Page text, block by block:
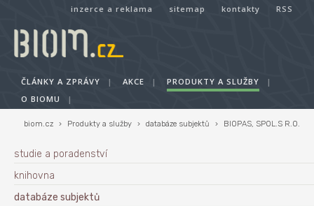
inzerce a reklama sitemap kontakty RSS
ČLÁNKY A ZPRÁVY | AKCE | PRODUKTY A SLUŽBY
|
O BIOMU
|
biom.cz › Produkty a služby › databáze subjektů › BIOPAS, SPOL.S R.O.
studie a poradenství
knihovna
databáze subjektů